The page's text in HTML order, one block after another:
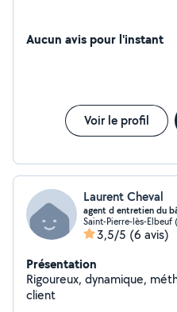
Aucun avis pour l'instant
Voir le profil
Laurent Cheval
agent d entretien du
Saint-Pierre-lès-Elbeuf
3,5/5 (6 avis)
Présentation
Rigoureux, dynamique,
client